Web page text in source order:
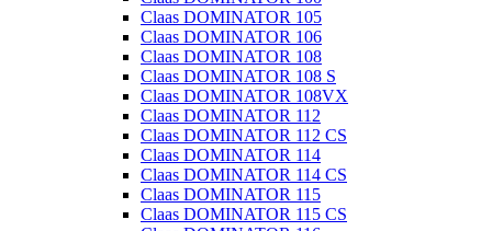
Claas DOMINATOR 105
Claas DOMINATOR 106
Claas DOMINATOR 108
Claas DOMINATOR 108 S
Claas DOMINATOR 108VX
Claas DOMINATOR 112
Claas DOMINATOR 112 CS
Claas DOMINATOR 114
Claas DOMINATOR 114 CS
Claas DOMINATOR 115
Claas DOMINATOR 115 CS